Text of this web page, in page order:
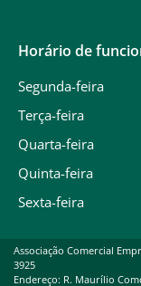
Horário de
Segunda-feira
Terça-feira
Quarta-feira
Quinta-feira
Sexta-feira
Associação Comercial
3925
Endereço: R. Maurílio